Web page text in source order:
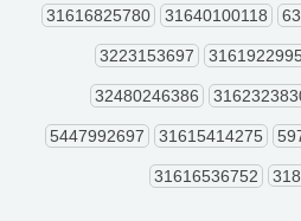
31616825780 31640100118
3223153697
32480246386
5447992697 31615414275
31616536752